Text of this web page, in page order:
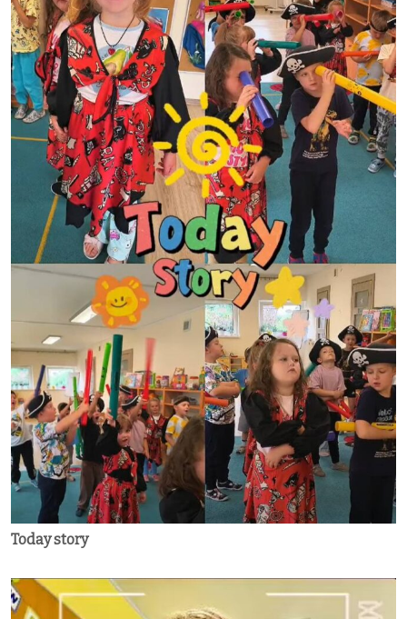
Today story